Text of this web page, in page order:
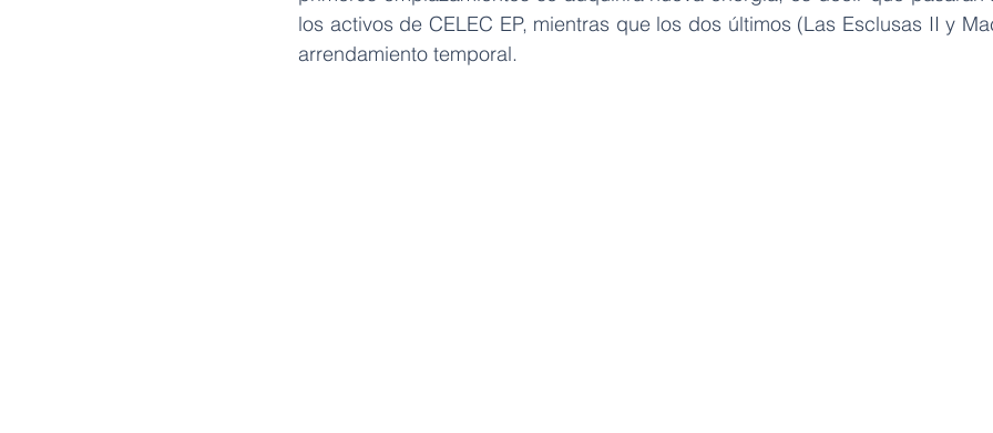
los activos de CELEC EP, mientras que los dos últimos (Las Esclusas II y
arrendamiento temporal.